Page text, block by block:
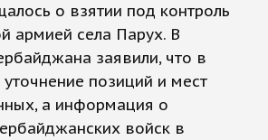
о взятии под контроль
армией села Парух. В
заявили, что в
позиций и мест
а информация о
войск в